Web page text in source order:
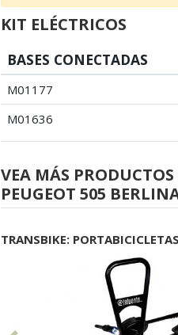
KIT ELÉCTRICOS
BASES CONECTADAS
M01177
M01636
VEA MÁS
PEUGEOT 505
TRANSBIKE: PORTABICICLETAS